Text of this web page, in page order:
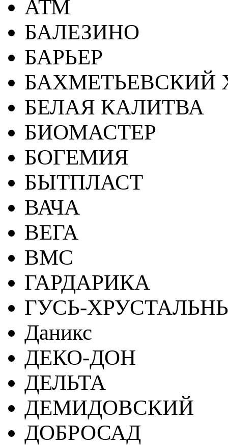
АТМ
БАЛЕЗИНО
БАРЬЕР
БАХМЕТЬЕВСКИЙ
БЕЛАЯ КАЛИТВА
БИОМАСТЕР
БОГЕМИЯ
БЫТПЛАСТ
ВАЧА
ВЕГА
ВМС
ГАРДАРИКА
ГУСЬ-
Даникс
ДЕКО-ДОН
ДЕЛЬТА
ДЕМИДОВСКИЙ
ДОБРОСАД